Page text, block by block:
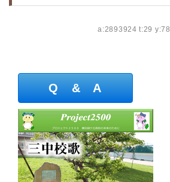
a:2893924 t:29 y:78
Q & A